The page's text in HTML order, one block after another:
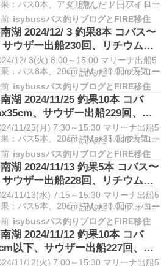
：バス0本、アタリ無し・ノーバイト天
々晴れ／気温1.0～8.5℃／水温7.0～
～4m/s場所：琵琶湖南湖／ミヤコマリ
クス距離：サウザー395／エンジン約
レキ…
isybussバス釣りブログとFIRE移住
湖 2024/12/ 3 釣果8本 コバス〜
ウザー出船230回、リチウム充
12/ 3(火) 8:00～15:00 マリーナ出船5
：バス8本、20cm～Max30.0cm天気：
れ／気温6.0～17.5℃／水温11.5～
0～3m/s場所：琵琶湖南湖／ミヤコマリ
クス距離：サウザー395／エンジン約
isybussバス釣りブログとFIRE移住
湖 2024/11/25 釣果10本 コバ
、サウザー出船229回、リ
電263回
11/25(月) 7:30～15:30 マリーナ出船5
：バス5本、20cm～Max35.0cm天気：
6.0～15.0℃／水温13.5～15.0℃／風0
：琵琶湖南湖／ミヤコマリーナマリッ
サウザー395／エンジン約28㎞、エ…
isybussバス釣りブログとFIRE移住
湖 2024/11/13 釣果5本 コバス〜
ウザー出船228回、リチウム充
11/13(水) 7:15～15:30 マリーナ出船5
：バス5本、20cm～Max30.0cm、ハス
れ時々曇り／気温12.0～20.5℃／水温
／風0～3m/s場所：琵琶湖南湖／ミヤ
マリックス距離：サウザー395／エン…
isybussバス釣りブログとFIRE移住
湖 2024/11/12 釣果10本 コバ
以下、サウザー出船227回、リ
電261回
11/12(火) 7:00～15:30 マリーナ出船5